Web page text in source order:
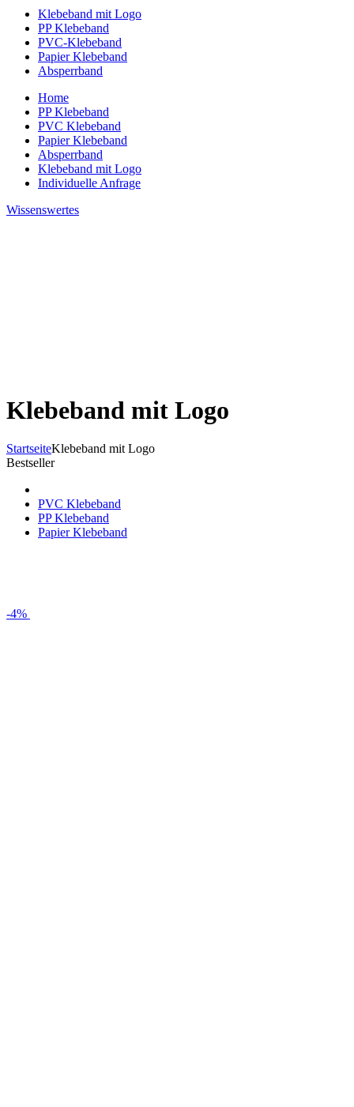
Klebeband mit Logo
PP Klebeband
PVC-Klebeband
Papier Klebeband
Absperrband
Home
PP Klebeband
PVC Klebeband
Papier Klebeband
Absperrband
Klebeband mit Logo
Individuelle Anfrage
Wissenswertes
Klebeband mit Logo
StartseiteKlebeband mit Logo
Bestseller
PVC Klebeband
PP Klebeband
Papier Klebeband
-4%